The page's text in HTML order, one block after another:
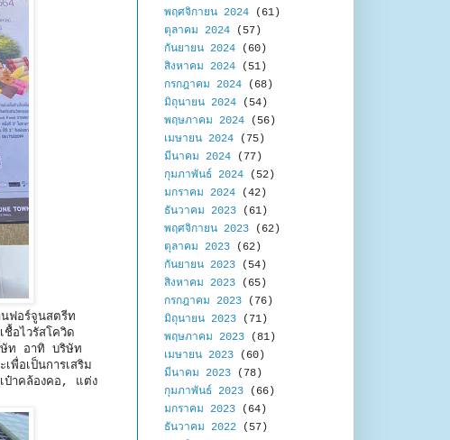
อร์จูนสตรีท
อไวรัสโควิด
ท อาทิ บริษัท
เป็นการเสริม
าคล้องคอ, แต่ง
พฤศจิกายน 2024 (61)
ตุลาคม 2024 (57)
กันยายน 2024 (60)
สิงหาคม 2024 (51)
กรกฎาคม 2024 (68)
มิถุนายน 2024 (54)
พฤษภาคม 2024 (56)
เมษายน 2024 (75)
มีนาคม 2024 (77)
กุมภาพันธ์ 2024 (52)
มกราคม 2024 (42)
ธันวาคม 2023 (61)
พฤศจิกายน 2023 (62)
ตุลาคม 2023 (62)
กันยายน 2023 (54)
สิงหาคม 2023 (65)
กรกฎาคม 2023 (76)
มิถุนายน 2023 (71)
พฤษภาคม 2023 (81)
เมษายน 2023 (60)
มีนาคม 2023 (78)
กุมภาพันธ์ 2023 (66)
มกราคม 2023 (64)
ธันวาคม 2022 (57)